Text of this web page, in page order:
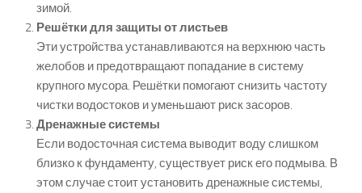
зимой.
Решётки для защиты от листьев
Эти устройства устанавливаются на верхнюю часть
желобов и предотвращают попадание в систему
крупного мусора. Решётки помогают снизить частоту
чистки водостоков и уменьшают риск засоров.
Дренажные системы
Если водосточная система выводит воду слишком
близко к фундаменту, существует риск его подмыва. В
этом случае стоит установить дренажные системы,